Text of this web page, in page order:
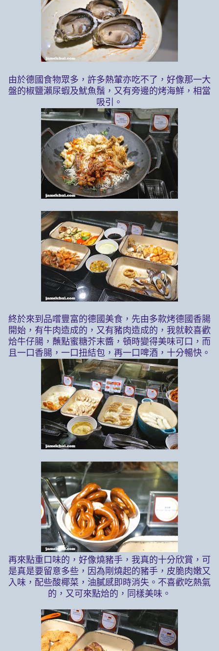
由於德國食物眾多，許多熱葷亦吃不了，好像那一大
盤的椒鹽瀨尿蝦及魷魚鬚，又有旁邊的烤海鮮，相當
吸引。
終於來到品嚐豐富的德國美食，先由多款烤德國香腸
開始，有牛肉造成的，又有豬肉造成的，我就較喜歡
烚牛仔腸，蘸點蜜糖芥末醬，頓時變得美味可口，而
且一口香腸，一口扭結包，再一口啤酒，十分暢快。
再來點重口味的，好像燒豬手，我真的十分欣賞，可
是真是要留意多些，因為剛燒起的豬手，皮脆肉嫩又
入味，配些酸椰菜，油膩感即時消失。不喜歡吃熱氣
的，又可來點烚的，同樣美味。